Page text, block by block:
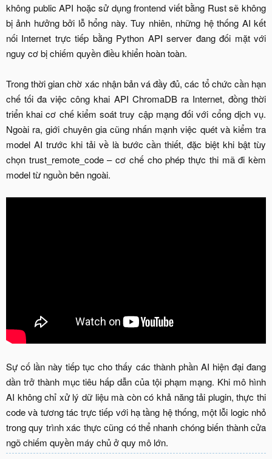
không public API hoặc sử dụng frontend viết bằng Rust sẽ không
bị ảnh hưởng bởi lỗ hổng này. Tuy nhiên, những hệ thống AI kết
nối Internet trực tiếp bằng Python API server đang đối mặt với
nguy cơ bị chiếm quyền điều khiển hoàn toàn.
Trong thời gian chờ xác nhận bản vá đầy đủ, các tổ chức cần hạn
chế tối đa việc công khai API ChromaDB ra Internet, đồng thời
triển khai cơ chế kiểm soát truy cập mạng đối với cổng dịch vụ.
Ngoài ra, giới chuyên gia cũng nhấn mạnh việc quét và kiểm tra
model AI trước khi tải về là bước cần thiết, đặc biệt khi bật tùy
chọn trust_remote_code – cơ chế cho phép thực thi mã đi kèm
model từ nguồn bên ngoài.
Sự cố lần này tiếp tục cho thấy các thành phần AI hiện đại đang
dần trở thành mục tiêu hấp dẫn của tội phạm mạng. Khi mô hình
AI không chỉ xử lý dữ liệu mà còn có khả năng tải plugin, thực thi
code và tương tác trực tiếp với hạ tầng hệ thống, một lỗi logic nhỏ
trong quy trình xác thực cũng có thể nhanh chóng biến thành cửa
ngõ chiếm quyền máy chủ ở quy mô lớn.​